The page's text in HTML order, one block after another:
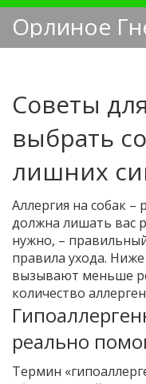
Советы
выбрать
лишних
Аллергия на собак –
должна лишать вас
нужно, –
правила ухода. Ниже
вызывают меньше
количество
реально
Термин